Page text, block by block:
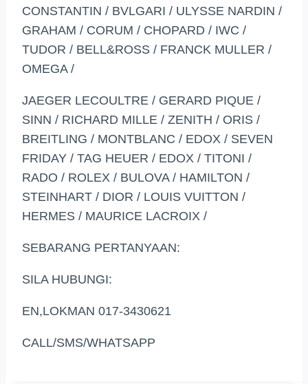
CONSTANTIN / BVLGARI / ULYSSE NARDIN /
GRAHAM / CORUM / CHOPARD / IWC /
TUDOR / BELL&ROSS / FRANCK MULLER /
OMEGA /
JAEGER LECOULTRE / GERARD PIQUE /
SINN / RICHARD MILLE / ZENITH / ORIS /
BREITLING / MONTBLANC / EDOX / SEVEN
FRIDAY / TAG HEUER / EDOX / TITONI /
RADO / ROLEX / BULOVA / HAMILTON /
STEINHART / DIOR / LOUIS VUITTON /
HERMES / MAURICE LACROIX /
SEBARANG PERTANYAAN:
SILA HUBUNGI:
EN,LOKMAN 017-3430621
CALL/SMS/WHATSAPP